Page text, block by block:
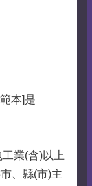
本]是
業(含)以上
、縣(市)主